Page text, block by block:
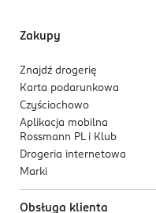
Zakupy
Znajdź drogerię
Karta podarunkowa
Czyściochowo
Aplikacja mobilna
Rossmann PL i Klub
Drogeria internetowa
Marki
Obsługa klienta